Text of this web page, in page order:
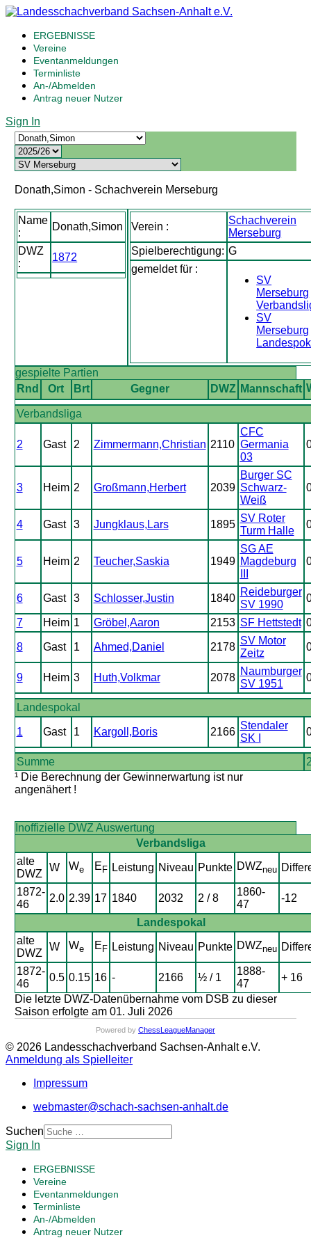
ERGEBNISSE
Vereine
Eventanmeldungen
Terminliste
An-/Abmelden
Antrag neuer Nutzer
Sign In
Donath,Simon - Schachverein Merseburg
Name
:
Donath,Simon
DWZ
:
1872
Verein :
Schachverein
Merseburg
Spielberechtigung: G
gemeldet für :
SV
Merseburg
SV
Merseburg
gespielte Partien
Rnd
Ort Brt Gegner DWZ Mannschaft
Verbandsliga
2 Gast 2 Zimmermann,Christian 2110
CFC
Germania
03
3 Heim 2 Großmann,Herbert 2039
Burger SC
Schwarz-
Weiß
4 Gast 3 Jungklaus,Lars 1895
SV Roter
Turm Halle
5 Heim 2 Teucher,Saskia 1949
SG AE
Magdeburg
6 Gast 3 Schlosser,Justin 1840
Reideburger
SV 1990
7 Heim 1 Gröbel,Aaron 2153 SF Hettstedt
8 Gast 1 Ahmed,Daniel 2178
SV Motor
Zeitz
9 Heim 3 Huth,Volkmar 2078
Naumburger
SV 1951
Landespokal
1 Gast 1 Kargoll,Boris 2166
Stendaler
SK I
Summe
¹ Die Berechnung der Gewinnerwartung ist nur
angenähert !
Inoffizielle DWZ Auswertung
Verbandsliga
alte
DWZ
W We E F Leistung Niveau Punkte DWZneu
1872-
46
2.0 2.39 17 1840 2032 2 / 8
1860-
47
-12
Landespokal
alte
DWZ
W We E F Leistung Niveau Punkte DWZneu
1872-
46
0.5 0.15 16 - 2166 ½ / 1
1888-
47
+ 16
Die letzte DWZ-Datenübernahme vom DSB zu dieser
Saison erfolgte am 01. Juli 2026
Powered by ChessLeagueManager
© 2026 Landesschachverband Sachsen-Anhalt e.V.
Anmeldung als Spielleiter
Impressum
webmaster@schach-sachsen-anhalt.de
Suchen
Sign In
ERGEBNISSE
Vereine
Eventanmeldungen
Terminliste
An-/Abmelden
Antrag neuer Nutzer